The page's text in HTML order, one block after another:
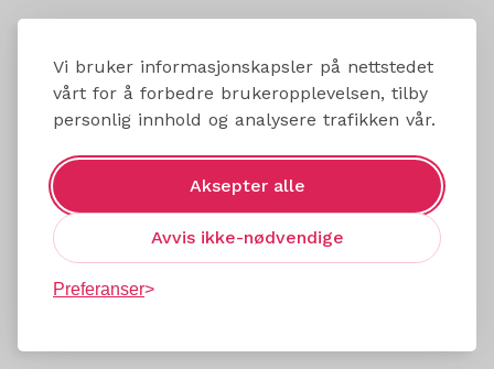
Vi bruker informasjonskapsler på nettstedet
vårt for å forbedre brukeropplevelsen, tilby
personlig innhold og analysere trafikken vår.
Aksepter alle
Avvis ikke-nødvendige
Preferanser